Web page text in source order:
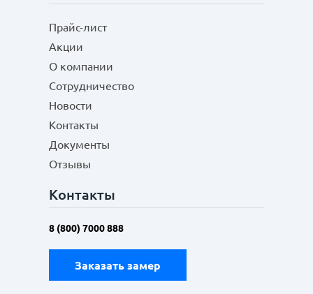
Прайс-лист
Акции
О компании
Сотрудничество
Новости
Контакты
Документы
Отзывы
Контакты
8 (800) 7000 888
Заказать замер